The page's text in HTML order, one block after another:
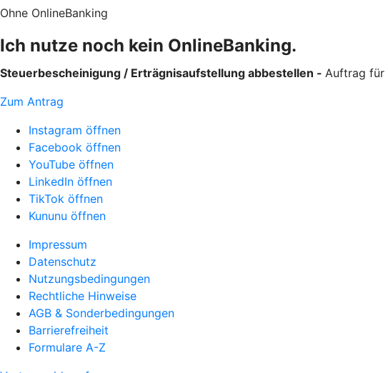
Ohne OnlineBanking
Ich nutze noch kein OnlineBanking.
Steuerbescheinigung / Erträgnisaufstellung abbestellen - Auftrag für
Zum Antrag
Instagram öffnen
Facebook öffnen
YouTube öffnen
LinkedIn öffnen
TikTok öffnen
Kununu öffnen
Impressum
Datenschutz
Nutzungsbedingungen
Rechtliche Hinweise
AGB & Sonderbedingungen
Barrierefreiheit
Formulare A-Z